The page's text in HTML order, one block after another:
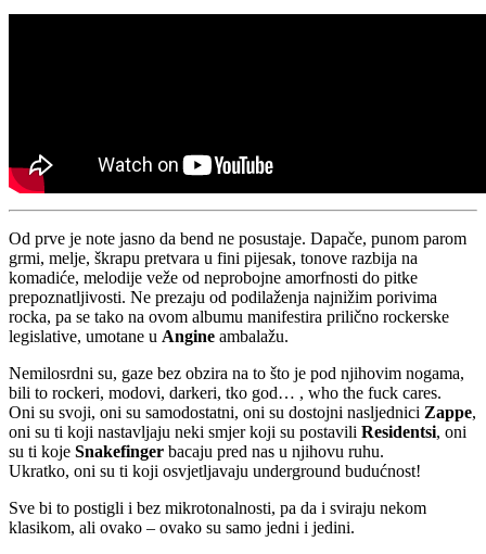
Od prve je note jasno da bend ne posustaje. Dapače, punom parom
grmi, melje, škrapu pretvara u fini pijesak, tonove razbija na
komadiće, melodije veže od neprobojne amorfnosti do pitke
prepoznatljivosti. Ne prezaju od podilaženja najnižim porivima
rocka, pa se tako na ovom albumu manifestira prilično rockerske
legislative, umotane u Angine ambalažu.
Nemilosrdni su, gaze bez obzira na to što je pod njihovim nogama,
bili to rockeri, modovi, darkeri, tko god… , who the fuck cares.
Oni su svoji, oni su samodostatni, oni su dostojni nasljednici Zappe,
oni su ti koji nastavljaju neki smjer koji su postavili Residentsi, oni
su ti koje Snakefinger bacaju pred nas u njihovu ruhu.
Ukratko, oni su ti koji osvjetljavaju underground budućnost!
Sve bi to postigli i bez mikrotonalnosti, pa da i sviraju nekom
klasikom, ali ovako – ovako su samo jedni i jedini.